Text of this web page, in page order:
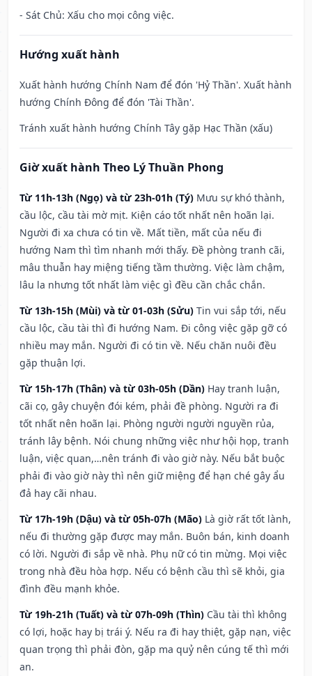
- Sát Chủ: Xấu cho mọi công việc.
Hướng xuất hành
Xuất hành hướng Chính Nam để đón 'Hỷ Thần'. Xuất hành
hướng Chính Đông để đón 'Tài Thần'.
Tránh xuất hành hướng Chính Tây gặp Hạc Thần (xấu)
Giờ xuất hành Theo Lý Thuần Phong
Từ 11h-13h (Ngọ) và từ 23h-01h (Tý) Mưu sự khó thành,
cầu lộc, cầu tài mờ mịt. Kiện cáo tốt nhất nên hoãn lại.
Người đi xa chưa có tin về. Mất tiền, mất của nếu đi
hướng Nam thì tìm nhanh mới thấy. Đề phòng tranh cãi,
mâu thuẫn hay miệng tiếng tầm thường. Việc làm chậm,
lâu la nhưng tốt nhất làm việc gì đều cần chắc chắn.
Từ 13h-15h (Mùi) và từ 01-03h (Sửu) Tin vui sắp tới, nếu
cầu lộc, cầu tài thì đi hướng Nam. Đi công việc gặp gỡ có
nhiều may mắn. Người đi có tin về. Nếu chăn nuôi đều
gặp thuận lợi.
Từ 15h-17h (Thân) và từ 03h-05h (Dần) Hay tranh luận,
cãi cọ, gây chuyện đói kém, phải đề phòng. Người ra đi
tốt nhất nên hoãn lại. Phòng người người nguyền rủa,
tránh lây bệnh. Nói chung những việc như hội họp, tranh
luận, việc quan,…nên tránh đi vào giờ này. Nếu bắt buộc
phải đi vào giờ này thì nên giữ miệng để hạn ché gây ẩu
đả hay cãi nhau.
Từ 17h-19h (Dậu) và từ 05h-07h (Mão) Là giờ rất tốt lành,
nếu đi thường gặp được may mắn. Buôn bán, kinh doanh
có lời. Người đi sắp về nhà. Phụ nữ có tin mừng. Mọi việc
trong nhà đều hòa hợp. Nếu có bệnh cầu thì sẽ khỏi, gia
đình đều mạnh khỏe.
Từ 19h-21h (Tuất) và từ 07h-09h (Thìn) Cầu tài thì không
có lợi, hoặc hay bị trái ý. Nếu ra đi hay thiệt, gặp nạn, việc
quan trọng thì phải đòn, gặp ma quỷ nên cúng tế thì mới
an.